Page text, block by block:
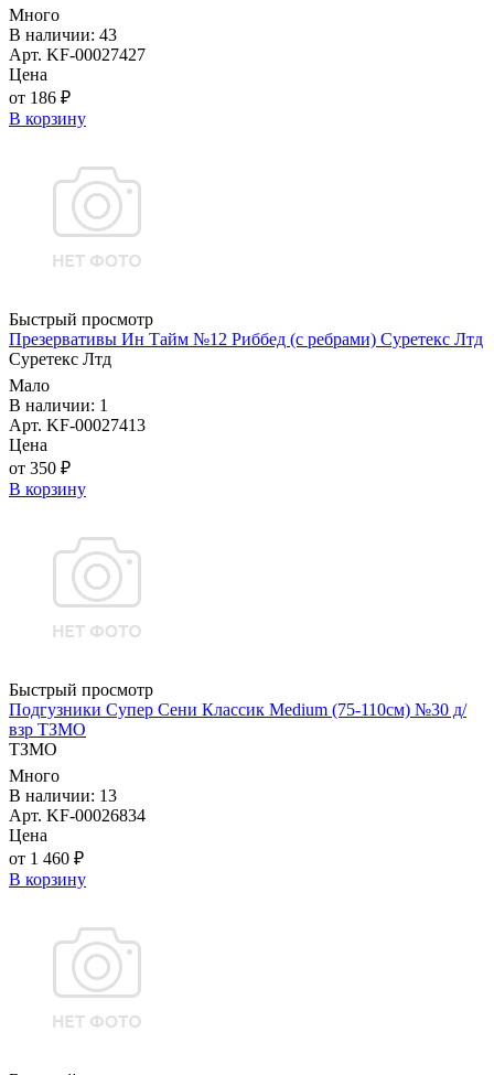
Много
В наличии: 43
Арт. KF-00027427
Цена
от 186 ₽
В корзину
Быстрый просмотр
Презервативы Ин Тайм №12 Риббед (с ребрами) Суретекс Лтд
Суретекс Лтд
Мало
В наличии: 1
Арт. KF-00027413
Цена
от 350 ₽
В корзину
Быстрый просмотр
Подгузники Супер Сени Классик Medium (75-110см) №30 д/
взр ТЗМО
ТЗМО
Много
В наличии: 13
Арт. KF-00026834
Цена
от 1 460 ₽
В корзину